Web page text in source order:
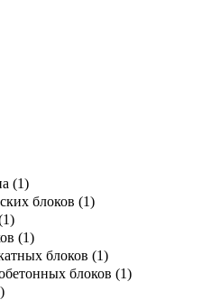
(1)
блоков (1)
1)
(1)
блоков (1)
блоков (1)
)